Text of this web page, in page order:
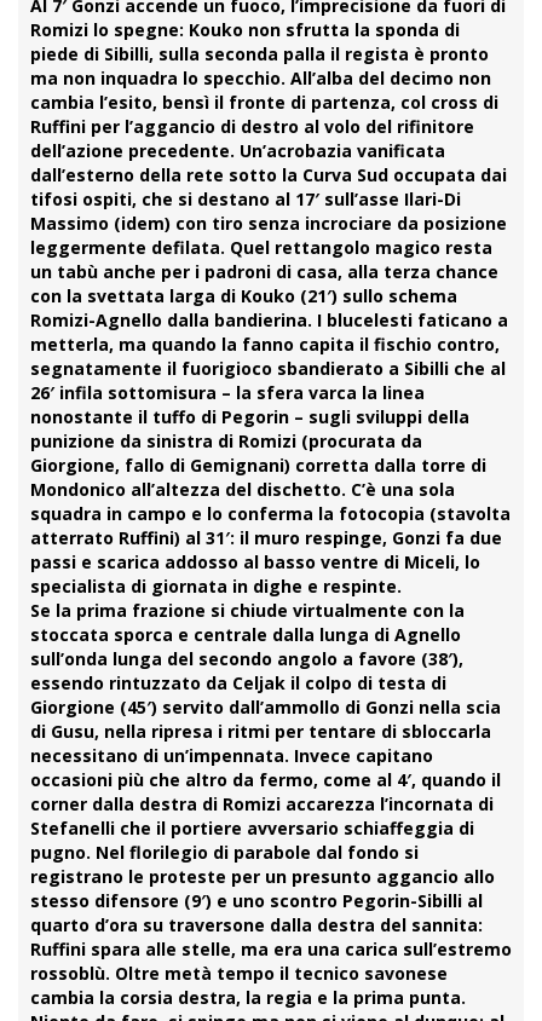
Al 7′ Gonzi accende un fuoco, l’imprecisione da fuori di
Romizi lo spegne: Kouko non sfrutta la sponda di
piede di Sibilli, sulla seconda palla il regista è pronto
ma non inquadra lo specchio. All’alba del decimo non
cambia l’esito, bensì il fronte di partenza, col cross di
Ruffini per l’aggancio di destro al volo del rifinitore
dell’azione precedente. Un’acrobazia vanificata
dall’esterno della rete sotto la Curva Sud occupata dai
tifosi ospiti, che si destano al 17′ sull’asse Ilari-Di
Massimo (idem) con tiro senza incrociare da posizione
leggermente defilata. Quel rettangolo magico resta
un tabù anche per i padroni di casa, alla terza chance
con la svettata larga di Kouko (21′) sullo schema
Romizi-Agnello dalla bandierina. I blucelesti faticano a
metterla, ma quando la fanno capita il fischio contro,
segnatamente il fuorigioco sbandierato a Sibilli che al
26′ infila sottomisura – la sfera varca la linea
nonostante il tuffo di Pegorin – sugli sviluppi della
punizione da sinistra di Romizi (procurata da
Giorgione, fallo di Gemignani) corretta dalla torre di
Mondonico all’altezza del dischetto. C’è una sola
squadra in campo e lo conferma la fotocopia (stavolta
atterrato Ruffini) al 31′: il muro respinge, Gonzi fa due
passi e scarica addosso al basso ventre di Miceli, lo
specialista di giornata in dighe e respinte.
Se la prima frazione si chiude virtualmente con la
stoccata sporca e centrale dalla lunga di Agnello
sull’onda lunga del secondo angolo a favore (38′),
essendo rintuzzato da Celjak il colpo di testa di
Giorgione (45′) servito dall’ammollo di Gonzi nella scia
di Gusu, nella ripresa i ritmi per tentare di sbloccarla
necessitano di un’impennata. Invece capitano
occasioni più che altro da fermo, come al 4′, quando il
corner dalla destra di Romizi accarezza l’incornata di
Stefanelli che il portiere avversario schiaffeggia di
pugno. Nel florilegio di parabole dal fondo si
registrano le proteste per un presunto aggancio allo
stesso difensore (9′) e uno scontro Pegorin-Sibilli al
quarto d’ora su traversone dalla destra del sannita:
Ruffini spara alle stelle, ma era una carica sull’estremo
rossoblù. Oltre metà tempo il tecnico savonese
cambia la corsia destra, la regia e la prima punta.